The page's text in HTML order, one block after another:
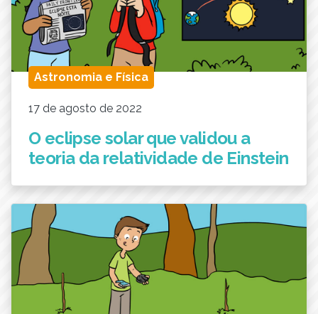
Astronomia e Física
17 de agosto de 2022
O eclipse solar que validou a
teoria da relatividade de Einstein